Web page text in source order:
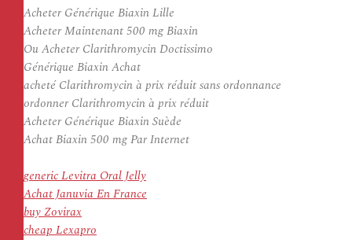
Acheter Générique Biaxin Lille
Acheter Maintenant 500 mg Biaxin
Ou Acheter Clarithromycin Doctissimo
Générique Biaxin Achat
acheté Clarithromycin à prix réduit sans ordonnance
ordonner Clarithromycin à prix réduit
Acheter Générique Biaxin Suède
Achat Biaxin 500 mg Par Internet
generic Levitra Oral Jelly
Achat Januvia En France
buy Zovirax
cheap Lexapro